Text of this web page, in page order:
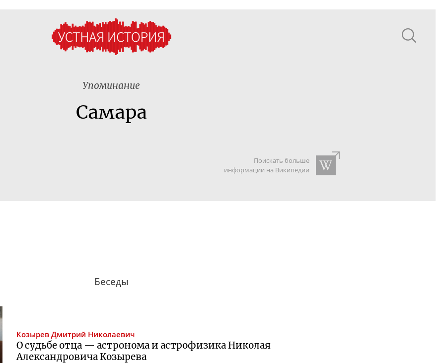
Упоминание
Самара
Поискать больше
информации на Википедии
Беседы
Козырев Дмитрий Николаевич
О судьбе отца — астронома и астрофизика Николая
Александровича Козырева